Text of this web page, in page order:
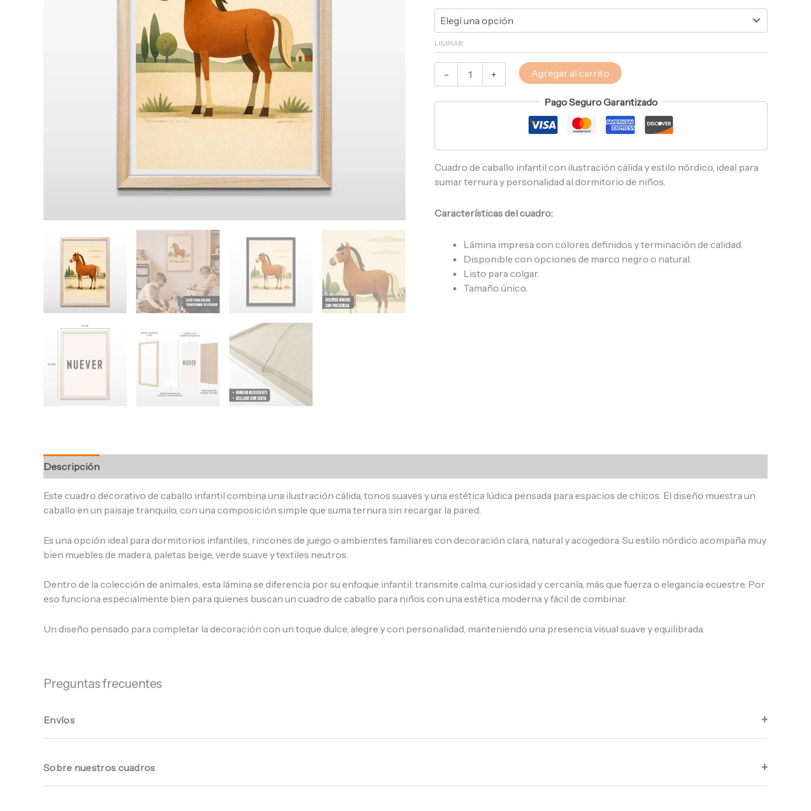
LIMPIAR
- + Agregar al carrito
Pago Seguro Garantizado
Cuadro de caballo infantil con ilustración cálida y estilo nórdico, ideal para
sumar ternura y personalidad al dormitorio de niños.
Características del cuadro:
Lámina impresa con colores definidos y terminación de calidad.
Disponible con opciones de marco negro o natural.
Listo para colgar.
Tamaño único.
Descripción
Este cuadro decorativo de caballo infantil combina una ilustración cálida, tonos suaves y una estética lúdica pensada para espacios de chicos. El diseño muestra un
caballo en un paisaje tranquilo, con una composición simple que suma ternura sin recargar la pared.
Es una opción ideal para dormitorios infantiles, rincones de juego o ambientes familiares con decoración clara, natural y acogedora. Su estilo nórdico acompaña muy
bien muebles de madera, paletas beige, verde suave y textiles neutros.
Dentro de la colección de animales, esta lámina se diferencia por su enfoque infantil: transmite calma, curiosidad y cercanía, más que fuerza o elegancia ecuestre. Por
eso funciona especialmente bien para quienes buscan un cuadro de caballo para niños con una estética moderna y fácil de combinar.
Un diseño pensado para completar la decoración con un toque dulce, alegre y con personalidad, manteniendo una presencia visual suave y equilibrada.
Preguntas frecuentes
Envíos
Sobre nuestros cuadros